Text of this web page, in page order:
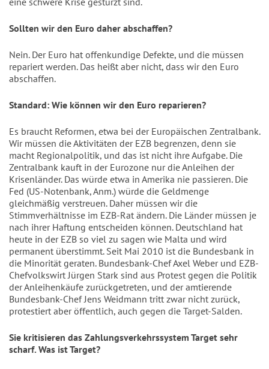
Sollten wir den Euro daher abschaffen?
Nein. Der Euro hat offenkundige Defekte, und die müssen
repariert werden. Das heißt aber nicht, dass wir den Euro
abschaffen.
Standard: Wie können wir den Euro reparieren?
Es braucht Reformen, etwa bei der Europäischen Zentralbank.
Wir müssen die Aktivitäten der EZB begrenzen, denn sie
macht Regionalpolitik, und das ist nicht ihre Aufgabe. Die
Zentralbank kauft in der Eurozone nur die Anleihen der
Krisenländer. Das würde etwa in Amerika nie passieren. Die
Fed (US-Notenbank, Anm.) würde die Geldmenge
gleichmäßig verstreuen. Daher müssen wir die
Stimmverhältnisse im EZB-Rat ändern. Die Länder müssen je
nach ihrer Haftung entscheiden können. Deutschland hat
heute in der EZB so viel zu sagen wie Malta und wird
permanent überstimmt. Seit Mai 2010 ist die Bundesbank in
die Minorität geraten. Bundesbank-Chef Axel Weber und EZB-
Chefvolkswirt Jürgen Stark sind aus Protest gegen die Politik
der Anleihenkäufe zurückgetreten, und der amtierende
Bundesbank-Chef Jens Weidmann tritt zwar nicht zurück,
protestiert aber öffentlich, auch gegen die Target-Salden.
Sie kritisieren das Zahlungsverkehrssystem Target sehr
scharf. Was ist Target?